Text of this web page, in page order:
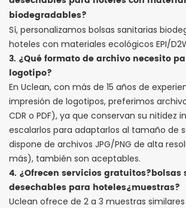
biodegradables?
Sí, personalizamos bolsas sanitarias
hoteles con materiales ecológicos EPI/
3. ¿Qué formato de archivo necesito
logotipo?
En Uclean, con más de 15 años de
impresión de logotipos, preferimos
CDR o PDF), ya que conservan su nitidez
escalarlos para adaptarlos al tamaño de
dispone de archivos JPG/PNG de alta
más), también son aceptables.
4. ¿Ofrecen servicios gratuitos?bolsas
desechables para hoteles¿muestras?
Uclean ofrece de 2 a 3 muestras